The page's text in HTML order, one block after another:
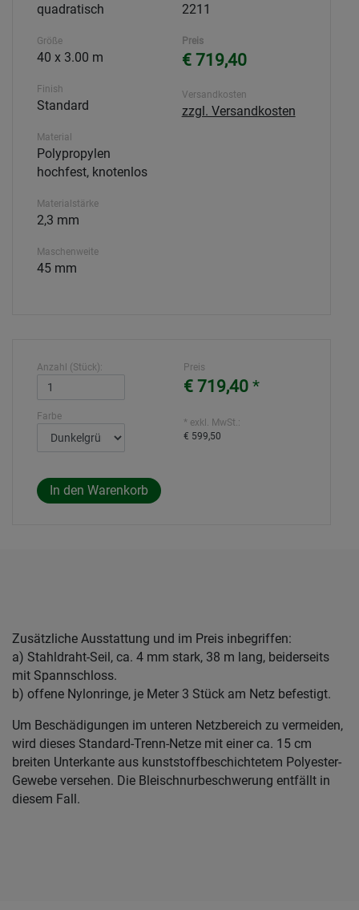
quadratisch
Größe
40 x 3.00 m
Finish
Standard
Material
Polypropylen
hochfest, knotenlos
Materialstärke
2,3 mm
Maschenweite
45 mm
2211
Preis
€ 719,40
Versandkosten
zzgl. Versandkosten
Anzahl (Stück):
Farbe
Preis
€ 719,40 *
* exkl. MwSt.:
€ 599,50
Zusätzliche Ausstattung und im Preis inbegriffen:
a) Stahldraht-Seil, ca. 4 mm stark, 38 m lang, beiderseits
mit Spannschloss.
b) offene Nylonringe, je Meter 3 Stück am Netz befestigt.
Um Beschädigungen im unteren Netzbereich zu vermeiden,
wird dieses Standard-Trenn-Netze mit einer ca. 15 cm
breiten Unterkante aus kunststoffbeschichtetem Polyester-
Gewebe versehen. Die Bleischnurbeschwerung entfällt in
diesem Fall.